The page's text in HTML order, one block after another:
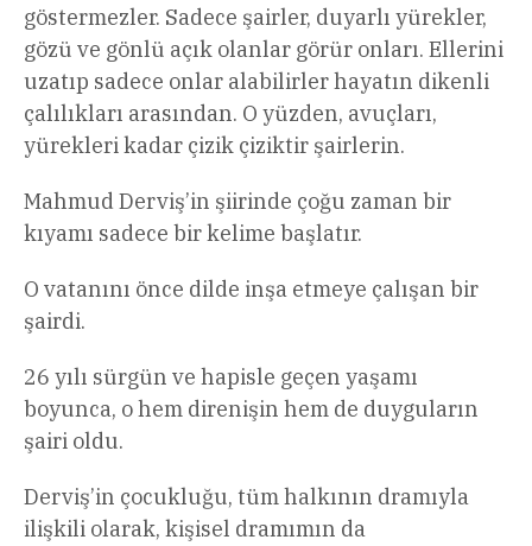
göstermezler. Sadece şairler, duyarlı yürekler,
gözü ve gönlü açık olanlar görür onları. Ellerini
uzatıp sadece onlar alabilirler hayatın dikenli
çalılıkları arasından. O yüzden, avuçları,
yürekleri kadar çizik çiziktir şairlerin.
Mahmud Derviş’in şiirinde çoğu zaman bir
kıyamı sadece bir kelime başlatır.
O vatanını önce dilde inşa etmeye çalışan bir
şairdi.
26 yılı sürgün ve hapisle geçen yaşamı
boyunca, o hem direnişin hem de duyguların
şairi oldu.
Derviş’in çocukluğu, tüm halkının dramıyla
ilişkili olarak, kişisel dramımın da